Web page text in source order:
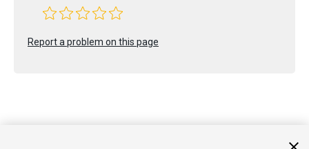
Report a problem on this page